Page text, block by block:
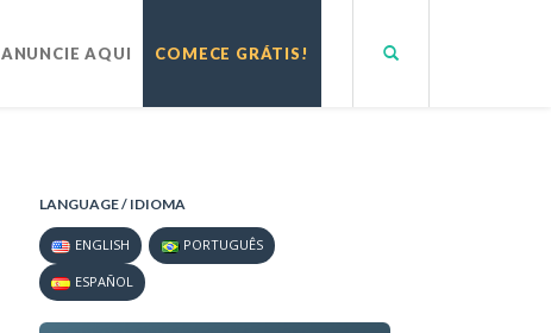
ANUNCIE AQUI COMECE GRÁTIS!
LANGUAGE / IDIOMA
ENGLISH PORTUGUÊS
ESPAÑOL